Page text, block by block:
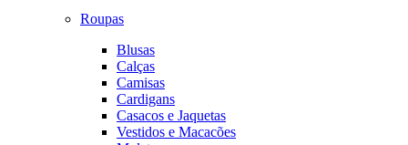
Roupas
Blusas
Calças
Camisas
Cardigans
Casacos e Jaquetas
Vestidos e Macacões